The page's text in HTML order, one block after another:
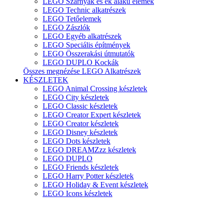
LEGO Technic alkatrészek
LEGO Tetőelemek
LEGO Zászlók
LEGO Egyéb alkatrészek
LEGO Speciális építmények
LEGO Összerakási útmutatók
LEGO DUPLO Kockák
Összes megnézése LEGO Alkatrészek
KÉSZLETEK
LEGO Animal Crossing készletek
LEGO City készletek
LEGO Classic készletek
LEGO Creator Expert készletek
LEGO Creator készletek
LEGO Disney készletek
LEGO Dots készletek
LEGO DREAMZzz készletek
LEGO DUPLO
LEGO Friends készletek
LEGO Harry Potter készletek
LEGO Holiday & Event készletek
LEGO Icons készletek